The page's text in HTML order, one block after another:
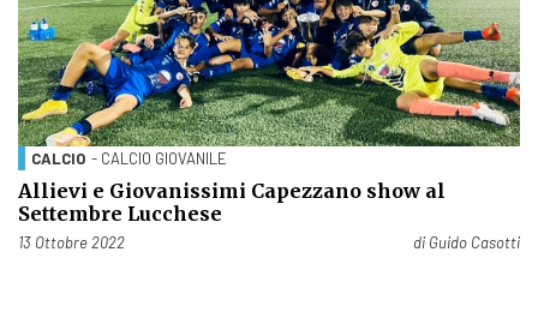
CALCIO - CALCIO GIOVANILE
Allievi e Giovanissimi Capezzano show al
Settembre Lucchese
Pubblicato il
13 Ottobre 2022 di Guido Casotti